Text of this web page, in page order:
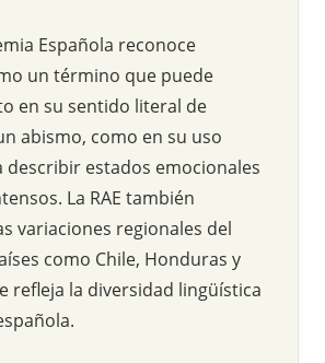
Española reconoce
un término que puede
en su sentido literal de
abismo, como en su uso
estados emocionales
La RAE también
variaciones regionales del
como Chile, Honduras y
refleja la diversidad lingüística